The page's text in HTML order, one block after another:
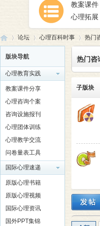
教案课件
心理拓展
心 »
论坛
›
心理百科时事 热门
版块导航
心理教育实践
教案课件分享
心理咨询个案
咨询设施报刊
心理团体训练
心理教学交流
问卷量表工具
国际心理速递
原版心理书籍
原版心理视频
国际心理资讯
国外PPT集锦
热门咨
子版块